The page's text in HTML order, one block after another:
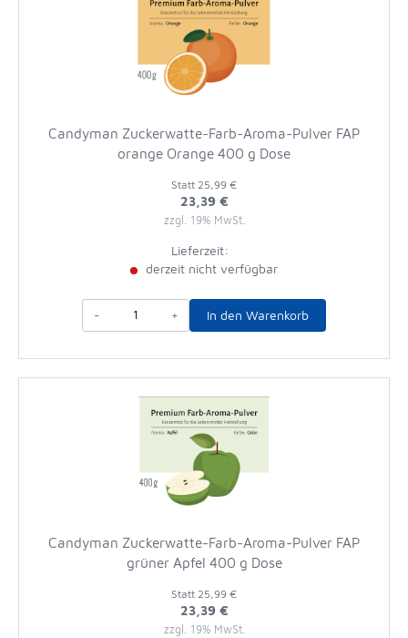
Candyman Zuckerwatte-Farb-Aroma-Pulver FAP
orange Orange 400 g Dose
Statt 25,99 €
23,39 €
zzgl. 19% MwSt.
Lieferzeit:
derzeit nicht verfügbar
- + In den Warenkorb
Candyman Zuckerwatte-Farb-Aroma-Pulver FAP
grüner Apfel 400 g Dose
Statt 25,99 €
23,39 €
zzgl. 19% MwSt.